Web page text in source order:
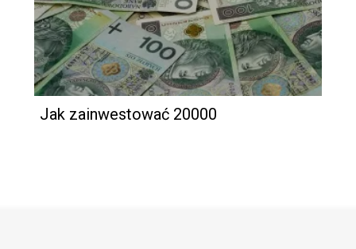
Jak zainwestować 20000